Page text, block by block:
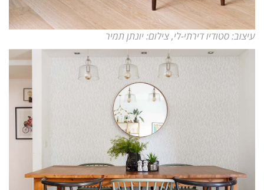
עיצוב: סטודיו דירתי-לי, צילום: יונתן תמיר